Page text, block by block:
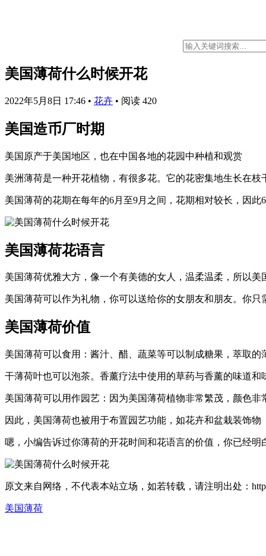
美国薄荷什么时候开花
2022年5月8日 17:46 • 花卉 • 阅读 420
美国造币厂时期
美国原产于美国地区，也在中国各地的花园中种植和观赏
美洲薄荷是一种开花植物，有很多花。它的花密集地生长在
美国薄荷的花期在每年的6月至9月之间，花期相对较长，因此
美国薄荷花语言
美国薄荷优雅大方，像一个有美德的女人，温柔温柔，所以美
美国薄荷可以作为礼物，你可以送给你的女朋友和朋友。你
美国薄荷价值
美国薄荷可以食用：酱汁、醋、蔬菜等可以制成糖果，萃取的
干薄荷叶也可以泡茶。香薰疗法中使用的草药与香薰的味道
美国薄荷可以用作园艺：因为美国薄荷植物非常繁茂，颜色
因此，美国薄荷也被用于布置园艺功能，如花卉和盆栽装饰物
嗯，小编告诉过你薄荷的开花时间和花语言的价值，你已经明
原文来自网络，不代表本站立场，如若转载，请注明出处：
美国薄荷